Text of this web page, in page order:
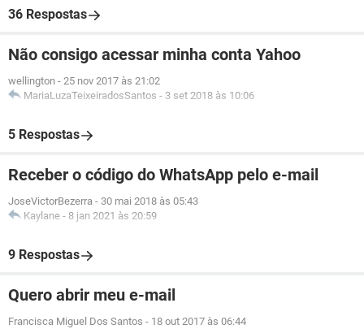
36 Respostas
Não consigo acessar minha conta Yahoo
wellington - 25 nov 2017 às 21:02
MariaLuzaTeixeiradosSantos - 3 set 2018 às 10:06
5 Respostas
Receber o código do WhatsApp pelo e-mail
JoseVictorBezerra - 30 mai 2018 às 05:43
Kaylane - 8 jan 2021 às 20:59
9 Respostas
Quero abrir meu e-mail
Francisca Miguel Dos Santos - 18 out 2017 às 06:44